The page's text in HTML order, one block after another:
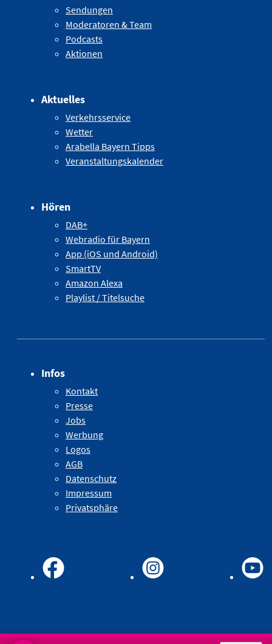
Sendungen
Moderatoren & Team
Podcasts
Aktionen
Aktuelles
Verkehrsservice
Wetter
Arabella Bayern Tipps
Veranstaltungskalender
Hören
DAB+
Webradio für Bayern
App (iOS und Android)
SmartTV
Amazon Alexa
Playlist / Titelsuche
Infos
Kontakt
Presse
Jobs
Werbung
Logos
AGB
Datenschutz
Impressum
Privatsphäre